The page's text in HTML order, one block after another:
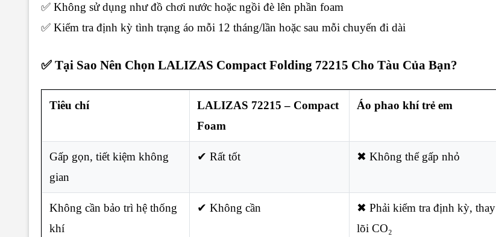
✅ Không sử dụng như đồ chơi nước hoặc ngồi đè lên phần foam
✅ Kiểm tra định kỳ tình trạng áo mỗi 12 tháng/lần hoặc sau mỗi chuyến đi dài
✅ Tại Sao Nên Chọn LALIZAS Compact Folding 72215 Cho Tàu Của Bạn?
Tiêu chí
LALIZAS 72215 – Compact
Foam
Áo phao khí trẻ em
Gấp gọn, tiết kiệm không
gian
✔ Rất tốt ✖ Không thể gấp nhỏ
Không cần bảo trì hệ thống
khí
✔ Không cần
✖ Phải kiểm tra định kỳ, thay
lõi CO₂